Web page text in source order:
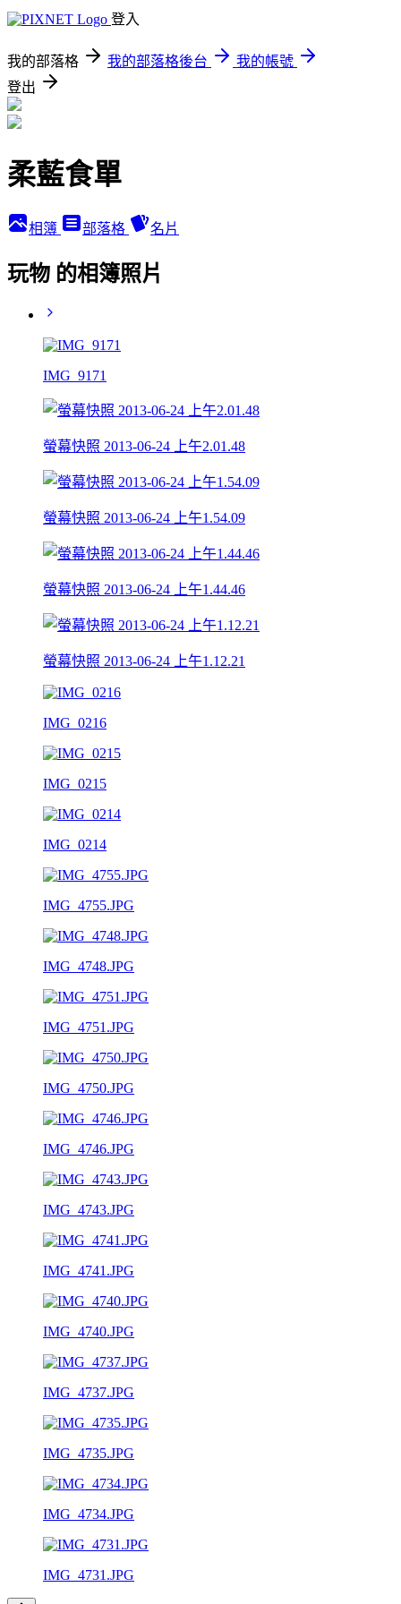
登入
我的部落格 我的部落格後台
我的帳號
登出
柔藍食單
相簿 部落格 名片
玩物 的相簿照片
IMG_9171
螢幕快照 2013-06-24 上午2.01.48
螢幕快照 2013-06-24 上午1.54.09
螢幕快照 2013-06-24 上午1.44.46
螢幕快照 2013-06-24 上午1.12.21
IMG_0216
IMG_0215
IMG_0214
IMG_4755.JPG
IMG_4748.JPG
IMG_4751.JPG
IMG_4750.JPG
IMG_4746.JPG
IMG_4743.JPG
IMG_4741.JPG
IMG_4740.JPG
IMG_4737.JPG
IMG_4735.JPG
IMG_4734.JPG
IMG_4731.JPG